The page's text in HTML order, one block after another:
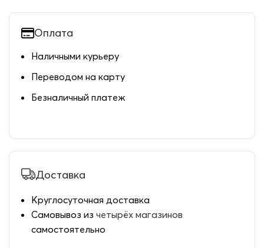
Оплата
Наличными курьеру
Переводом на карту
Безналичный платеж
Доставка
Круглосуточная доставка
Самовывоз из четырёх магазинов
самостоятельно